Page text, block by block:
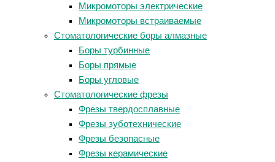
Микромоторы электрические
Микромоторы встраиваемые
Стоматологические боры алмазные
Боры турбинные
Боры прямые
Боры угловые
Стоматологические фрезы
Фрезы твердосплавные
Фрезы зуботехнические
Фрезы безопасные
Фрезы керамические